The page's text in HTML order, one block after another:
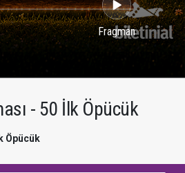
Fragman
- 50 İlk Öpücük
Öpücük